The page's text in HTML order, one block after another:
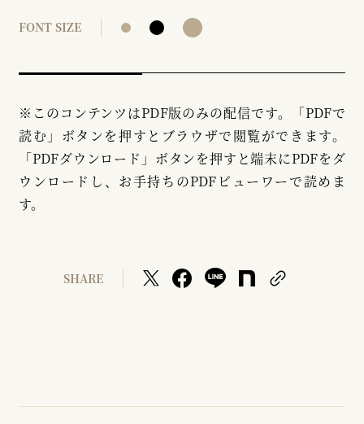
FONT SIZE
※このコンテンツはPDF版のみの配信です。「PDFで
読む」ボタンを押すとブラウザで閲覧ができます。
「PDFダウンロード」ボタンを押すと端末にPDFをダ
ウンロードし、お手持ちのPDFビューワーで読めま
す。
SHARE